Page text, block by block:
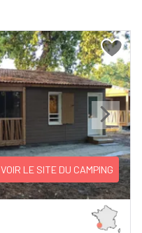
Next
VOIR LE SITE DU CAMPING